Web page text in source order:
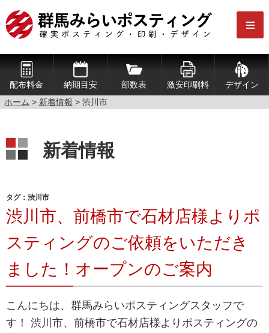
配布料金 納期目安 部数表 激安印刷料
デザイン
ホーム > 新着情報 > 渋川市
新着情報
タグ：渋川市
渋川市、前橋市で石材店様よりポ
スティングのご依頼をいただき
ました！オープンのご案内
こんにちは、群馬みらいポスティングスタッフで
す！ 渋川市、前橋市で石材店様よりポスティングの